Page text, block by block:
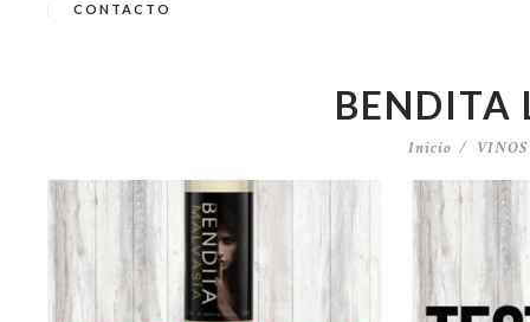
CONTACTO
BENDITA
Inicio VINOS